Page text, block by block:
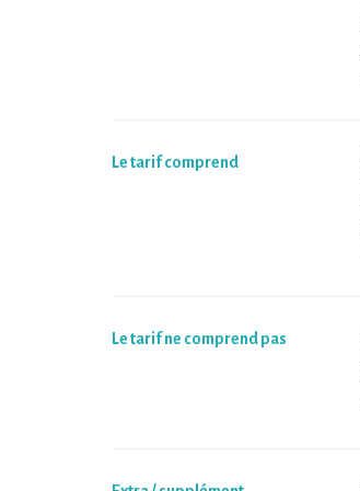
Le tarif comprend
Le tarif ne comprend pas